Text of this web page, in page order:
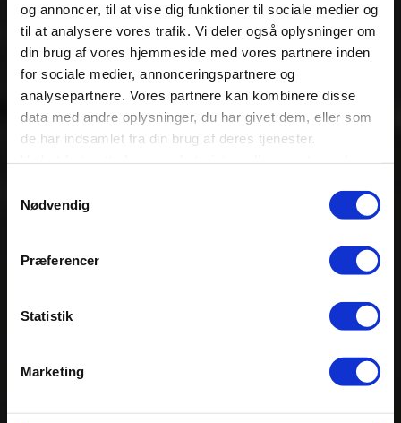
og annoncer, til at vise dig funktioner til sociale medier og
til at analysere vores trafik. Vi deler også oplysninger om
din brug af vores hjemmeside med vores partnere inden
for sociale medier, annonceringspartnere og
analysepartnere. Vores partnere kan kombinere disse
data med andre oplysninger, du har givet dem, eller som
de har indsamlet fra din brug af deres tjenester.
Nødvendig
Præferencer
Statistik
Marketing
Køkkentendenser
Køkkentendenser